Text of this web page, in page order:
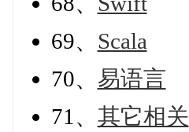
69、 Scala
70、 易语言
71、 其它相关